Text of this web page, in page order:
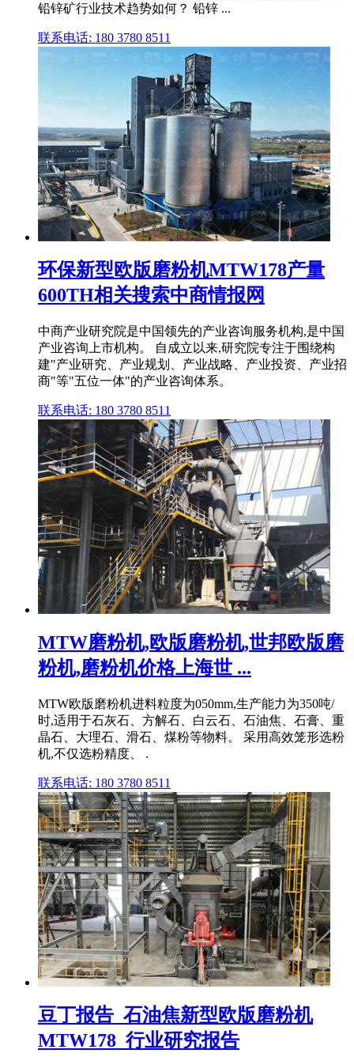
铅锌矿行业技术趋势如何？ 铅锌 ...
联系电话: 180 3780 8511
环保新型欧版磨粉机MTW178产量
600TH相关搜索中商情报网
中商产业研究院是中国领先的产业咨询服务机构,是中国
产业咨询上市机构。 自成立以来,研究院专注于围绕构
建"产业研究、产业规划、产业战略、产业投资、产业招
商"等"五位一体"的产业咨询体系。
联系电话: 180 3780 8511
MTW磨粉机,欧版磨粉机,世邦欧版磨
粉机,磨粉机价格上海世 ...
MTW欧版磨粉机进料粒度为050mm,生产能力为350吨/
时,适用于石灰石、方解石、白云石、石油焦、石膏、重
晶石、大理石、滑石、煤粉等物料。 采用高效笼形选粉
机,不仅选粉精度、 .
联系电话: 180 3780 8511
豆丁报告_石油焦新型欧版磨粉机
MTW178_行业研究报告